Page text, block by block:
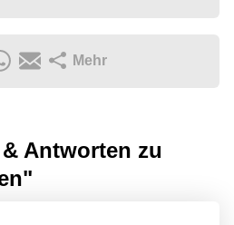
Mehr
Antworten zu